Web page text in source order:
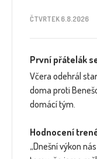
ČTVRTEK 6.8.2026
První přátelák
Včera odehrál
doma proti
domácí tým.
Hodnocení
„Dnešní výkon